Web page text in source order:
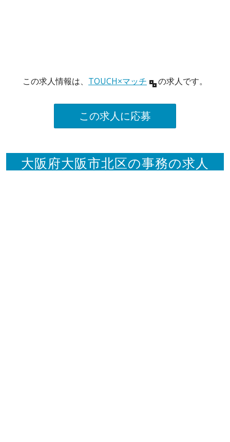
この求人情報は、 TOUCH×マッチ の求人です。
この求人に応募
大阪府大阪市北区の事務の求人